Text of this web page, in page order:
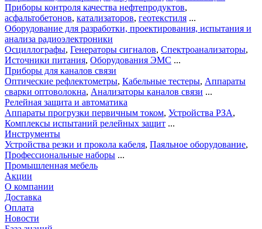
Приборы контроля качества нефтепродуктов,
асфальтобетонов, катализаторов, геотекстиля ...
Оборудование для разработки, проектирования, испытания и
анализа радиоэлектроники
Осциллографы, Генераторы сигналов, Спектроанализаторы,
Источники питания, Оборудования ЭМС ...
Приборы для каналов связи
Оптические рефлектометры, Кабельные тестеры, Аппараты
сварки оптоволокна, Анализаторы каналов связи ...
Релейная защита и автоматика
Аппараты прогрузки первичным током, Устройства РЗА,
Комплексы испытаний релейных защит ...
Инструменты
Устройства резки и прокола кабеля, Паяльное оборудование,
Профессиональные наборы ...
Промышленная мебель
Акции
О компании
Доставка
Оплата
Новости